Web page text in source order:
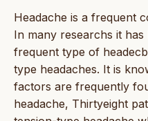
Headache is a frequent
In many researchs it
frequent type of
type headaches. It is
factors are frequently
headache, Thirtyeight